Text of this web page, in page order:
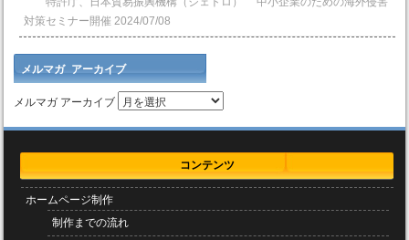
対策セミナー開催 2024/07/08
メルマガ アーカイブ
メルマガ アーカイブ
コンテンツ
ホームページ制作
制作までの流れ